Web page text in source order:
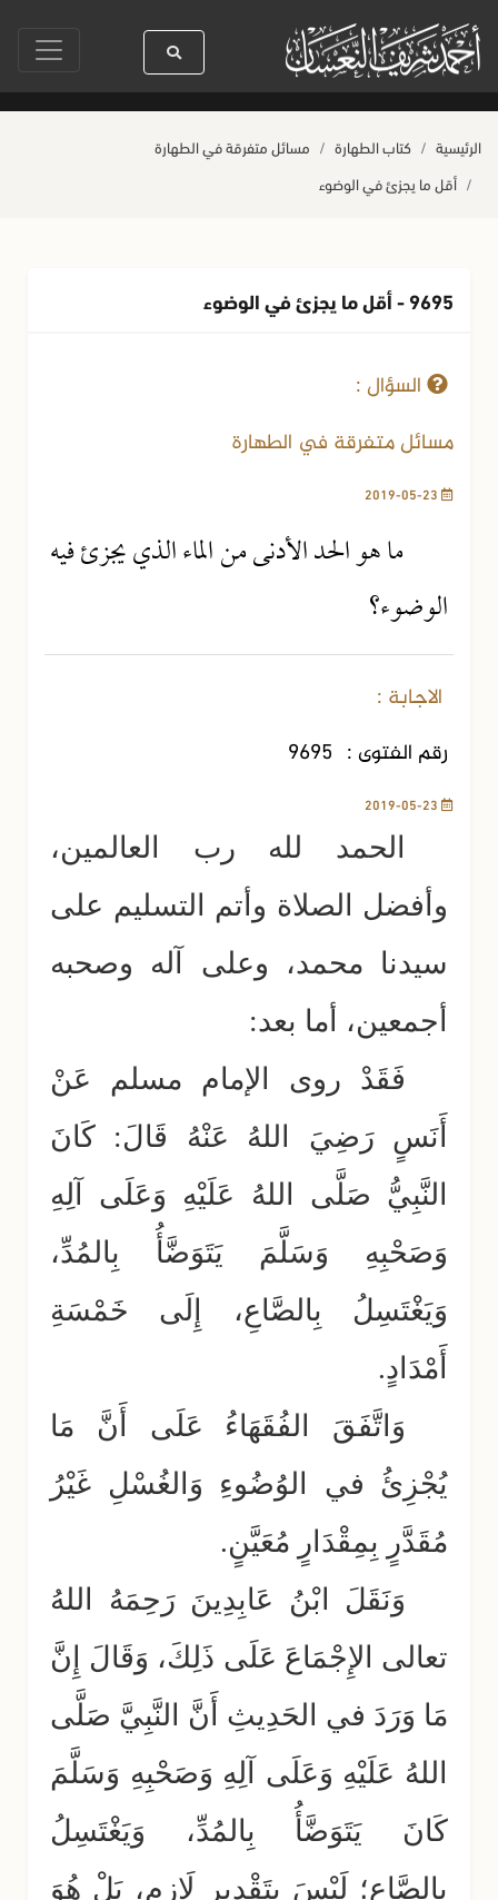
رسول الله ﷺ كله رحمة صلاة آخر أربعاء من صفر حياة القلوب
الرئيسية كتاب الطهارة
مسائل متفرقة في الطهارة
أقل ما يجزئ في الوضوء
9695 - أقل ما يجزئ في الوضوء
السؤال :
مسائل متفرقة في الطهارة
ما هو الحد الأدنى من الماء الذي يجزئ فيه
الوضوء؟
الاجابة :
رقم الفتوى : 9695
الحمد لله رب العالمين،
وأفضل الصلاة وأتم التسليم على
سيدنا محمد، وعلى آله وصحبه
أجمعين، أما بعد:
فَقَدْ روى الإمام مسلم عَنْ
أَنَسٍ رَضِيَ اللهُ عَنْهُ قَالَ: كَانَ
النَّبِيُّ صَلَّى اللهُ عَلَيْهِ وَعَلَى آلِهِ
وَصَحْبِهِ وَسَلَّمَ يَتَوَضَّأُ بِالمُدِّ،
وَيَغْتَسِلُ بِالصَّاعِ، إِلَى خَمْسَةِ
أَمْدَادٍ.
وَاتَّفَقَ الفُقَهَاءُ عَلَى أَنَّ مَا
يُجْزِئُ في الوُضُوءِ وَالغُسْلِ غَيْرُ
مُقَدَّرٍ بِمِقْدَارٍ مُعَيَّنٍ.
وَنَقَلَ ابْنُ عَابِدِينَ رَحِمَهُ اللهُ
تعالى الإِجْمَاعَ عَلَى ذَلِكَ، وَقَالَ إِنَّ
مَا وَرَدَ في الحَدِيثِ أَنَّ النَّبِيَّ صَلَّى
اللهُ عَلَيْهِ وَعَلَى آلِهِ وَصَحْبِهِ وَسَلَّمَ
كَانَ يَتَوَضَّأُ بِالمُدِّ، وَيَغْتَسِلُ
بِالصَّاع؛ لَيْسَ بِتَقْدِيرٍ لَازِمٍ، بَلْ هُوَ